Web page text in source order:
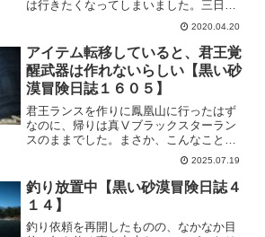
は行きたくなってしまいました。三日月
リングが出ればラッキーですけど、いつ
ものごとく古語で記録された巻物を狙っ
ていきます。が。思ったより結果がよく
なかったんですけど…。
2020.04.20
アイテム転移していると、君王覚
醒武器は作れないらしい【黒い砂
漠冒険日誌１６０５】
君王ランスを作りに鳳凰山に行ったはず
なのに、帰りは真Ⅴブラックスターラン
スのままでした。まさか、こんなことに
なるとは思いもしませんでした…。死し
た神の鎧は出来たのになんで？？という
切ない気持ちのまま戻ってきてから気付
いたことがありました！
2025.07.19
釣り放置中【黒い砂漠冒険日誌４
１４】
釣り依頼を再開したものの、なかなか目